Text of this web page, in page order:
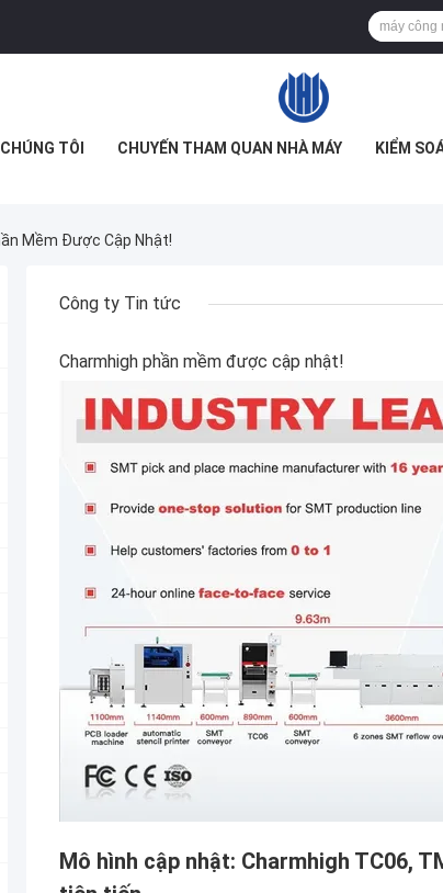
TÔI CHUYẾN THAM QUAN NHÀ MÁY KIỂM
Mềm Được Cập Nhật!
Công ty Tin tức
Charmhigh phần mềm được cập nhật!
Mô hình cập nhật: Charmhigh TC06,